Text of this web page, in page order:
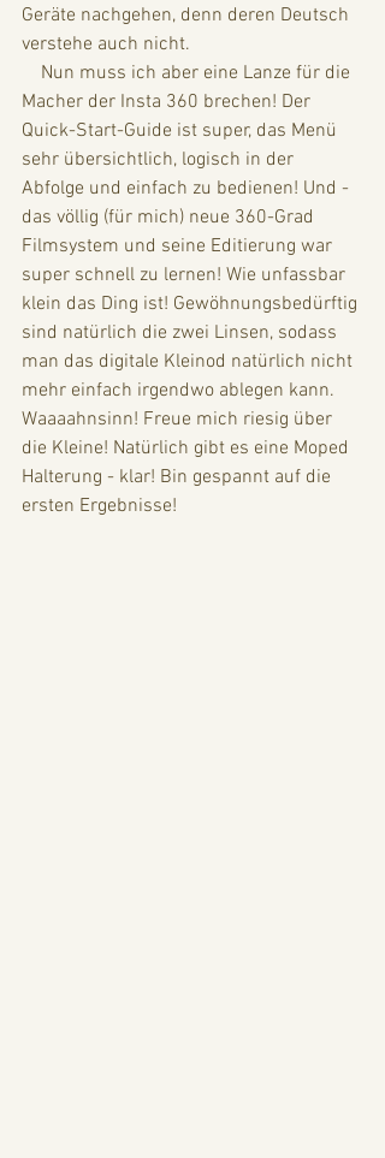
Geräte nachgehen, denn deren Deutsch
verstehe auch nicht.
Macher der Insta 360 brechen! Der
Quick-Start-Guide ist super, das Menü
sehr übersichtlich, logisch in der
Abfolge und einfach zu bedienen! Und -
das völlig (für mich) neue 360-Grad
Filmsystem und seine Editierung war
super schnell zu lernen! Wie unfassbar
klein das Ding ist! Gewöhnungsbedürftig
sind natürlich die zwei Linsen, sodass
man das digitale Kleinod natürlich nicht
mehr einfach irgendwo ablegen kann.
Waaaahnsinn! Freue mich riesig über
die Kleine! Natürlich gibt es eine Moped
Halterung - klar! Bin gespannt auf die
ersten Ergebnisse!